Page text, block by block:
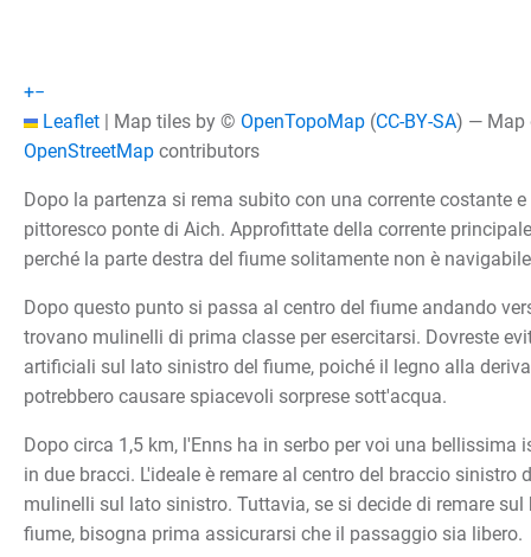
+−
Leaflet | Map tiles by © OpenTopoMap (CC-BY-SA) — Map
OpenStreetMap contributors
Dopo la partenza si rema subito con una corrente costante
pittoresco ponte di Aich. Approfittate della corrente
perché la parte destra del fiume solitamente non è
Dopo questo punto si passa al centro del fiume andando
trovano mulinelli di prima classe per esercitarsi. Dovreste
artificiali sul lato sinistro del fiume, poiché il legno alla
potrebbero causare spiacevoli sorprese sott'acqua.
Dopo circa 1,5 km, l'Enns ha in serbo per voi una bellissima
in due bracci. L'ideale è remare al centro del braccio sinistro
mulinelli sul lato sinistro. Tuttavia, se si decide di remare sul
fiume, bisogna prima assicurarsi che il passaggio sia libero.